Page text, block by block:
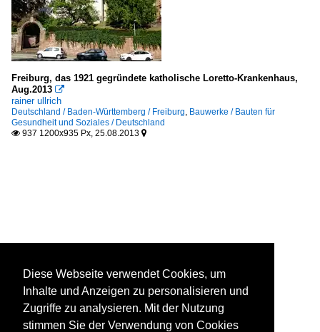
Freiburg, das 1921 gegründete katholische Loretto-Krankenhaus,
Aug.2013 
rainer ullrich
Deutschland / Baden-Württemberg / Freiburg, Bauwerke / Bauten für
Gesundheit und Soziales / Deutschland
 937 1200x935 Px, 25.08.2013 
Diese Webseite verwendet Cookies, um
Inhalte und Anzeigen zu personalisieren und
Zugriffe zu analysieren. Mit der Nutzung
stimmen Sie der Verwendung von Cookies